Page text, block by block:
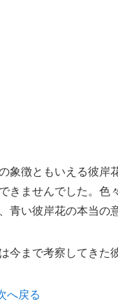
象徴ともいえる彼岸
きませんでした。色
青い彼岸花の本当の
今まで考察してきた
へ戻る